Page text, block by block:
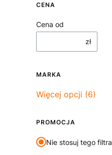
CENA
Cena od
zł
MARKA
Marka
Więcej opcji (6)
PROMOCJA
Nie stosuj tego filtra